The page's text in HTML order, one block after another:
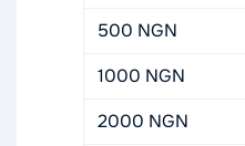
500 NGN
1000 NGN
2000 NGN